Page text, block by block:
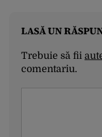
LASĂ UN
Trebuie să fii
comentariu.